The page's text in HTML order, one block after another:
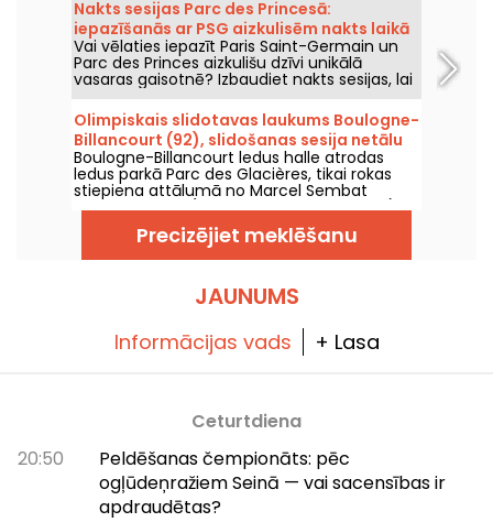
Nakts sesijas Parc des Princesā:
iepazīšanās ar PSG aizkulisēm nakts laikā
un svētku noskaņa ar DJ setiem
Vai vēlaties iepazīt Paris Saint-Germain un
Parc des Princes aizkulišu dzīvi unikālā
vasaras gaisotnē? Izbaudiet nakts sesijas, lai
stadionu varētu apmeklēt arī naktī un
piedzīvot daudz virkni festivālu pasākumu.
Šeit ir šīs vasaras 2026. gada programma!
Olimpiskais slidotavas laukums Boulogne-
Billancourt (92), slidošanas sesija netālu
no Parīzes.
Boulogne-Billancourt ledus halle atrodas
ledus parkā Parc des Glacières, tikai rokas
stiepiena attālumā no Marcel Sembat
metro stacijas (9. līnija uz Pont de Sèvres).
Tā ir ģimenēm draudzīga, sportiska un
svētku programma, un tā ir īstā vieta, kur
doties uz slidotavu, ja vēlaties slidot Bulonē:
Precizējiet meklēšanu
JAUNUMS
Informācijas vads + Lasa
Ceturtdiena
20:50
Peldēšanas čempionāts: pēc
ogļūdeņražiem Seinā — vai sacensības ir
apdraudētas?